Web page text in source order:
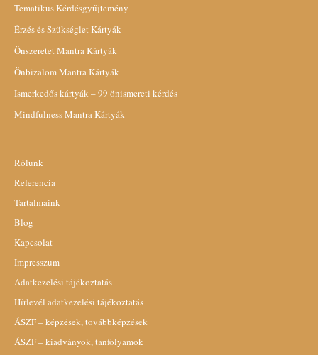
Tematikus Kérdésgyűjtemény
Érzés és Szükséglet Kártyák
Önszeretet Mantra Kártyák
Önbizalom Mantra Kártyák
Ismerkedős kártyák – 99 önismereti kérdés
Mindfulness Mantra Kártyák
Rólunk
Referencia
Tartalmaink
Blog
Kapcsolat
Impresszum
Adatkezelési tájékoztatás
Hírlevél adatkezelési tájékoztatás
ÁSZF – képzések, továbbképzések
ÁSZF – kiadványok, tanfolyamok